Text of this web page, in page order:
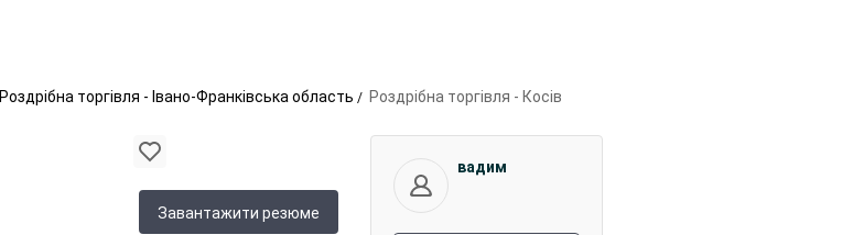
Роздрібна торгівля - Івано-Франківська область Роздрібна торгівля - Косів
вадим
Завантажити резюме